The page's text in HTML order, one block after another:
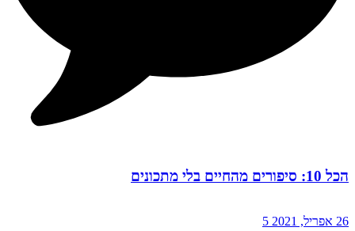
הכל 10: סיפורים מהחיים בלי מתכונים
26 אפריל, 2021 5